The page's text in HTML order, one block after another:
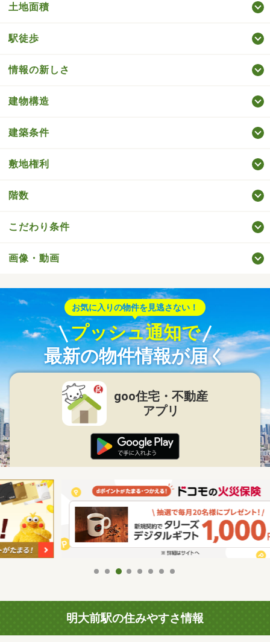
土地面積
駅徒歩
情報の新しさ
建物構造
建築条件
敷地権利
階数
こだわり条件
画像・動画
お気に入りの物件を見逃さない！
プッシュ通知で
最新の物件情報が届く
goo住宅・不動産
アプリ
明大前駅の住みやすさ情報